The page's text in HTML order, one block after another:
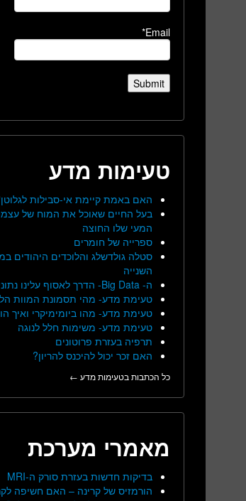
Email*
טעימות מדע
האם באמת קיימת אי-סבילות
בעל החיים שאוכל את המוח של
המעי שלו החוצה
ספרייה של חומרים
סטלה גולדשלג והלוכדים היהודים
השנייה
ה- Big Data- הדרך לאסוף עלינו נתונים
טעימת מדע- מהי תסמונת המוות
טעימת מדע- מהו ביומימיקרי ואיך
טעימת מדע- משימות חלל לנוגה
תרפיה בעזרת פרוטונים
האם זכר יכול להיכנס להריון?
כל הכתבות בטעימות מדע ←
מאמרי מערכת
בדיקות חדשות בעזרת סורק ה-MRI
הורמזיס של קרינה – האם חשיפה